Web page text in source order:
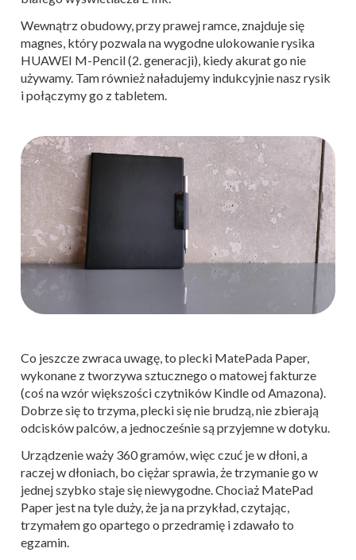
Wewnątrz obudowy, przy prawej ramce, znajduje się
magnes, który pozwala na wygodne ulokowanie rysika
HUAWEI M-Pencil (2. generacji), kiedy akurat go nie
używamy. Tam również naładujemy indukcyjnie nasz rysik
i połączymy go z tabletem.
Co jeszcze zwraca uwagę, to plecki MatePada Paper,
wykonane z tworzywa sztucznego o matowej fakturze
(coś na wzór większości czytników Kindle od Amazona).
Dobrze się to trzyma, plecki się nie brudzą, nie zbierają
odcisków palców, a jednocześnie są przyjemne w dotyku.
Urządzenie waży 360 gramów, więc czuć je w dłoni, a
raczej w dłoniach, bo ciężar sprawia, że trzymanie go w
jednej szybko staje się niewygodne. Chociaż MatePad
Paper jest na tyle duży, że ja na przykład, czytając,
trzymałem go opartego o przedramię i zdawało to
egzamin.